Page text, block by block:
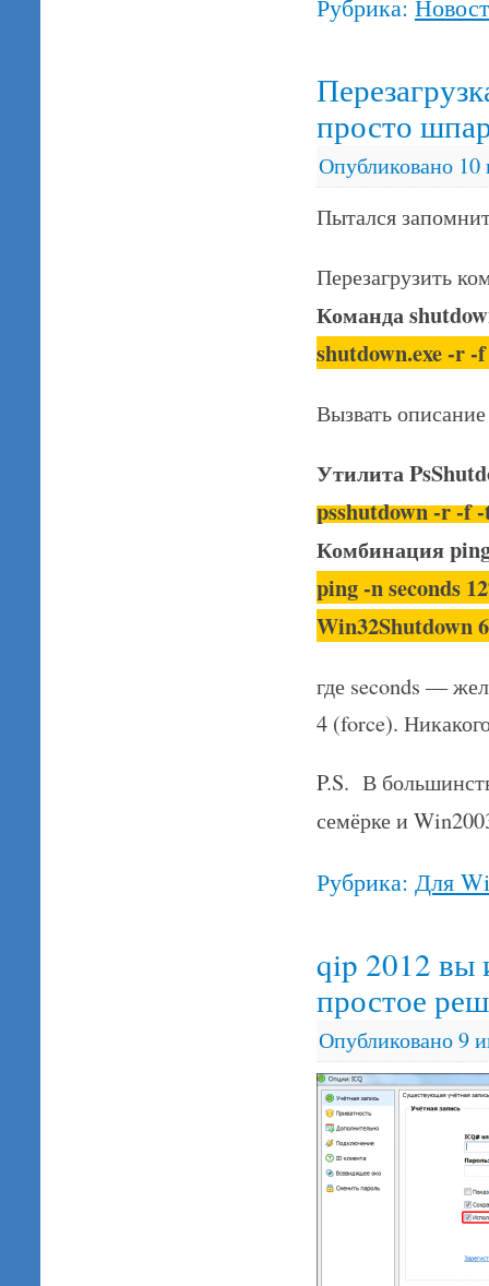
Рубрика:
просто
Опубликовано 10
Пытался
Перезагрузить
Команда
shutdown.exe -r -
Вызвать
Утилита
psshutdown -r -f
Комбинация
ping -n seconds
Win32Shutdown 6
где seconds —
4 (force).
P.S. В
семёрке и
Рубрика: Для
qip 2012 вы
простое
Опубликовано9